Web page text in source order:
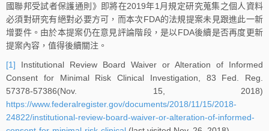
國聯邦受試者保護通則》即將在2019年1月規定研究蒐集之個人資料
必須對研究有絕對必要方可，而本次FDA的法規提案未見跟進此一新
增要件。由於本提案仍在意見評論階段，是以FDA後續是否再度更新
提案內容，值得後續關注。
[1] Institutional Review Board Waiver or Alteration of Informed
Consent for Minimal Risk Clinical Investigation, 83 Fed. Reg.
57378-57386(Nov. 15, 2018)
https://www.federalregister.gov/documents/2018/11/15/2018-
24822/institutional-review-board-waiver-or-alteration-of-informed-